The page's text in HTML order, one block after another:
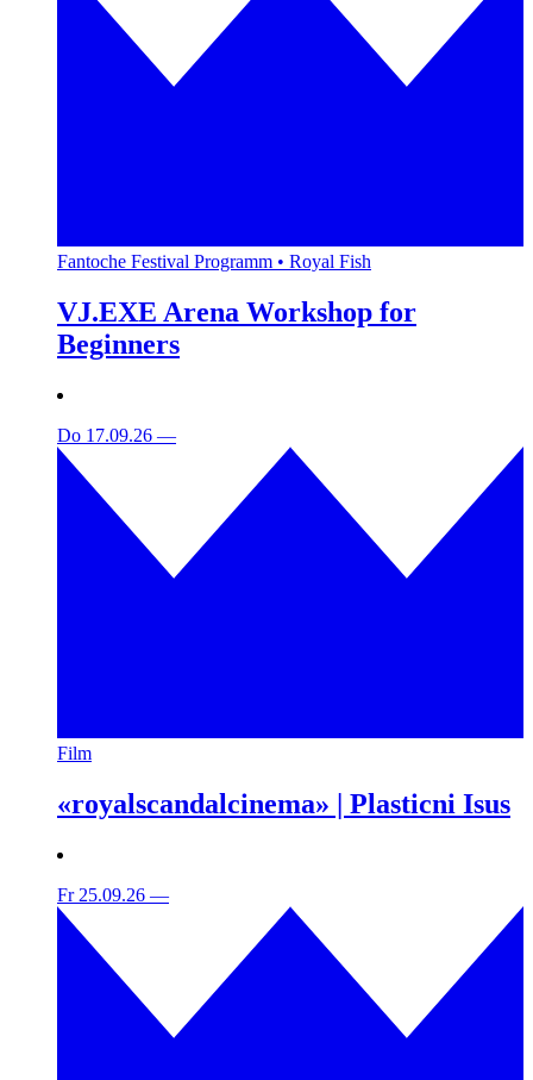
Fantoche Festival Programm • Royal Fish
VJ.EXE Arena Workshop for
Beginners
Do 17.09.26 —
Film
«royalscandalcinema» | Plasticni Isus
Fr 25.09.26 —